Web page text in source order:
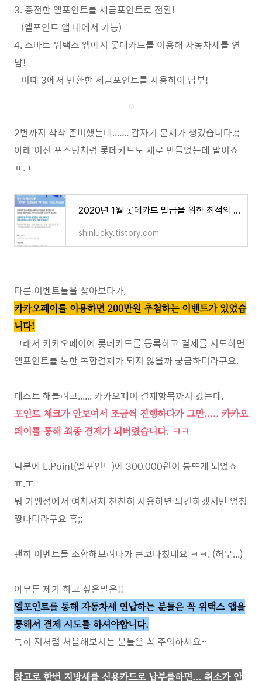
3. 충전한 엘포인트를 세금포인트로 전환!
(엘포인트 앱 내에서 가능)
4. 스마트 위택스 앱에서 롯데카드를 이용해 자동차세를 연
납!
이때 3에서 변환한 세금포인트를 사용하여 납부!
2번까지 착착 준비했는데....... 갑자기 문제가 생겼습니다.;;
아래 이전 포스팅처럼 롯데카드도 새로 만들었는데 말이죠
ㅠ.ㅜ
2020년 1월 롯데카드 발급을 위한 최적의 이벤트 (엘포인트 자동차세 연납)
shinlucky.tistory.com
다른 이벤트들을 찾아보다가,
카카오페이를 이용하면 200만원 추첨하는 이벤트가 있었습
니다!
그래서 카카오페이에 롯데카드를 등록하고 결제를 시도하면
엘포인트를 통한 복합결제가 되지 않을까 궁금하더라구요.
테스트 해볼려고...... 카카오페이 결제항목까지 갔는데,
포인트 체크가 안보여서 조금씩 진행하다가 그만..... 카카오
페이를 통해 최종 결제가 되버렸습니다. ㅋㅋ
덕분에 L.Point(엘포인트)에 300,000원이 붕뜨게 되었죠
ㅠ.ㅜ
뭐 가맹점에서 여차저차 천천히 사용하면 되긴하겠지만 엄청
짱나더라구요 흑;;
괜히 이벤트들 조합해보려다가 큰코다쳤네요 ㅋㅋ. (허무...)
아무튼 제가 하고 싶은말은!!
엘포인트를 통해 자동차세 연납하는 분들은 꼭 위택스 앱을
통해서 결제 시도를 하셔야합니다.
특히 저처럼 처음해보시는 분들은 꼭 주의하세요~
참고로 한번 지방세를 신용카드로 납부를하면... 취소가 안